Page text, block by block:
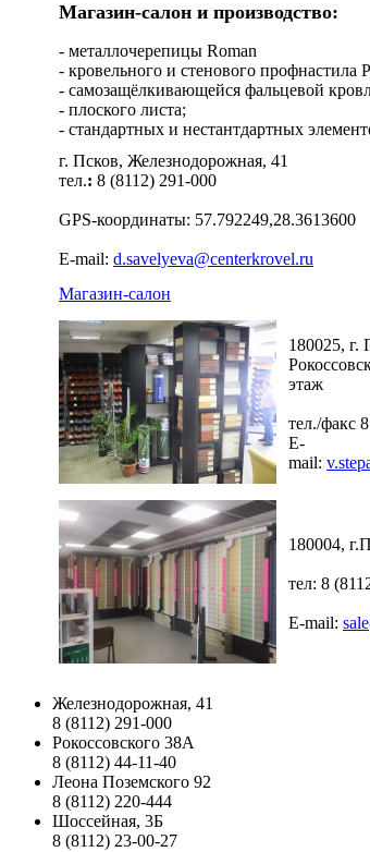
Магазин-салон и производство:
- металлочерепицы Roman
- кровельного и стенового профнастила
- самозащёлкивающейся фальцевой
- плоского листа;
- стандартных и нестантдартных
г. Псков, Железнодорожная, 41
тел.: 8 (8112) 291-000
GPS-координаты: 57.792249,28.3613600
E-mail: d.savelyeva@centerkrovel.ru
Магазин-салон
180025, г.
этаж
тел./факс
E-
mail:
180004,
тел: 8
E-mail:
Железнодорожная, 41
8 (8112) 291-000
Рокоссовского 38А
8 (8112) 44-11-40
Леона Поземского 92
8 (8112) 220-444
Шоссейная, 3Б
8 (8112) 23-00-27